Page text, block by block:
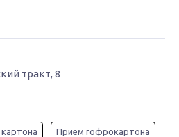
тракт, 8
Прием гофрокартона